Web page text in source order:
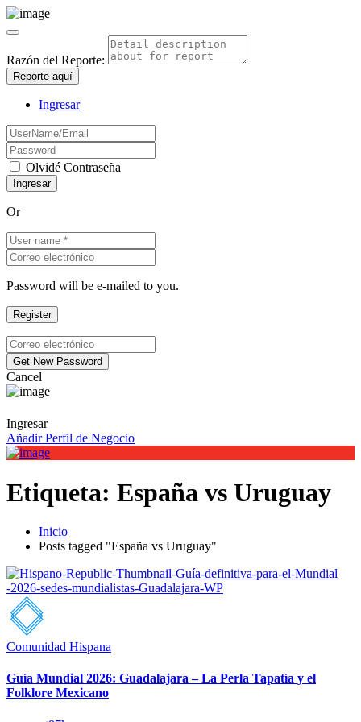
Razón del Reporte:
Reporte aquí
Ingresar
Olvidé Contraseña
Or
Password will be e-mailed to you.
Cancel
Ingresar
Añadir Perfil de Negocio
Etiqueta: España vs Uruguay
Inicio
Posts tagged "España vs Uruguay"
Comunidad Hispana
Guía Mundial 2026: Guadalajara – La Perla Tapatía y el
Folklore Mexicano